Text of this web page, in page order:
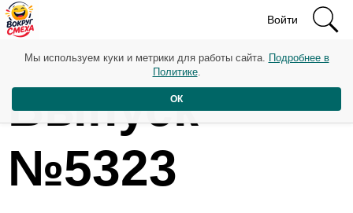
Войти
Выпуск
№5323
Мы используем куки и метрики для работы сайта. Подробнее в
Политике.
ОК